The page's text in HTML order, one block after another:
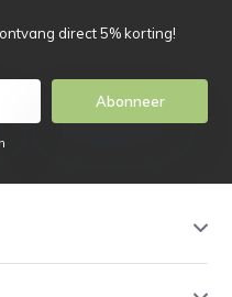
direct 5% korting!
Abonneer